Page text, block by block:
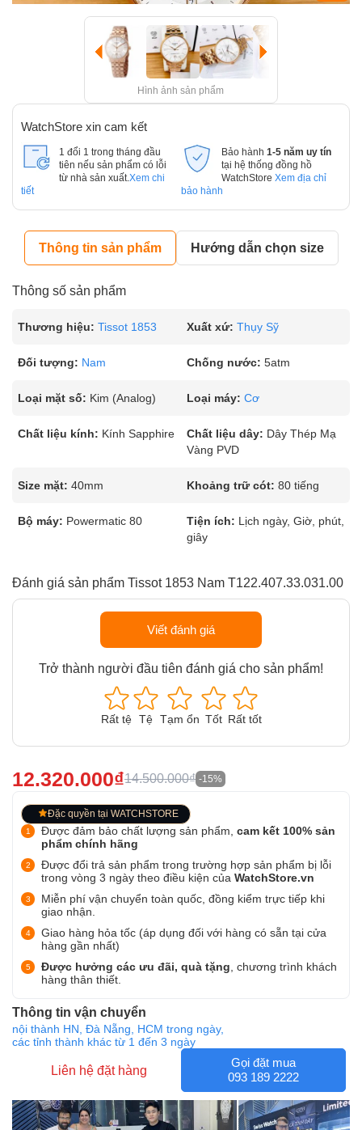
Hình ảnh sản phẩm
WatchStore xin cam kết
1 đổi 1 trong tháng đầu
tiên nếu sản phẩm có lỗi
từ nhà sản xuất. Xem chi
tiết
Bảo hành 1-5 năm uy tín
tại hệ thống đồng hồ
WatchStore Xem địa chỉ
bảo hành
Thông tin sản phẩm Hướng dẫn chọn size
Thông số sản phẩm
Thương hiệu: Tissot 1853 Xuất xứ: Thụy Sỹ
Đối tượng: Nam Chống nước: 5atm
Loại mặt số: Kim (Analog) Loại máy: Cơ
Chất liệu kính: Kính Sapphire Chất liệu dây: Dây Thép Mạ
Vàng PVD
Size mặt: 40mm Khoảng trữ cót: 80 tiếng
Bộ máy: Powermatic 80 Tiện ích: Lịch ngày, Giờ, phút,
giây
Đánh giá sản phẩm Tissot 1853 Nam T122.407.33.031.00
Viết đánh giá
Trở thành người đầu tiên đánh giá cho sản phẩm!
Rất tệ Tệ Tạm ổn Tốt Rất tốt
12.320.000₫14.500.000₫ -15%
Đặc quyền tại WATCHSTORE
Được đảm bảo chất lượng sản phẩm, cam kết 100% sản
phẩm chính hãng
Được đổi trả sản phẩm trong trường hợp sản phẩm bị lỗi
trong vòng 3 ngày theo điều kiện của WatchStore.vn
Miễn phí vận chuyển toàn quốc, đồng kiểm trực tiếp khi
giao nhận.
Giao hàng hỏa tốc (áp dụng đối với hàng có sẵn tại cửa
hàng gần nhất)
Được hưởng các ưu đãi, quà tặng , chương trình khách
hàng thân thiết.
Thông tin vận chuyển
nội thành HN, Đà Nẵng, HCM trong ngày,
các tỉnh thành khác từ 1 đến 3 ngày
Liên hệ đặt hàng
Gọi đặt mua
093 189 2222